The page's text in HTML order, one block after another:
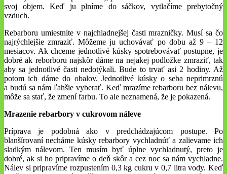
svoj objem. Keď ju plníme do sáčkov, vytlačíme prebytočný
vzduch.
Rebarboru umiestnite v najchladnejšej časti mrazničky. Musí sa čo
najrýchlejšie zmraziť. Môžeme ju uchovávať po dobu až 9 – 12
mesiacov. Ak chceme jednotlivé kúsky spotrebovávať postupne, je
dobré ak reborboru najskôr dáme na nejakej podložke zmraziť, tak
aby sa jednotlivé časti nedotýkali. Bude to trvať asi 2 hodiny. Až
potom ich dáme do obalov. Jednotlivé kúsky o seba neprimrznú
a budú sa nám ľahšie vyberať. Keď mrazíme rebarboru bez nálevu,
môže sa stať, že zmení farbu. To ale neznamená, že je pokazená.
Mrazenie rebarbory v cukrovom náleve
Príprava je podobná ako v predchádzajúcom postupe. Po
blanšírovaní necháme kúsky rebarbory vychladnúť a zalievame ich
sladkým nálevom. Ten musím byť úplne vychladnutý, preto je
dobré, ak si ho pripravíme o deň skôr a cez noc sa nám vychladne.
Nálev si pripravíme rozpustením 0,3 kg cukru v 0,7 litra vody. Keď